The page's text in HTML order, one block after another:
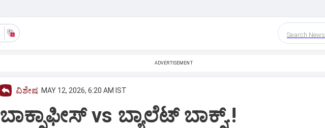
Search News
ADVERTISEMENT
ವಿಶೇಷ MAY 12, 2026, 6:20 AM IST
ಬಾಕ್ಸಾಫೀಸ್‌ vs ಬ್ಯಾಲೆಟ್ ಬಾಕ್ಸ್.!‌